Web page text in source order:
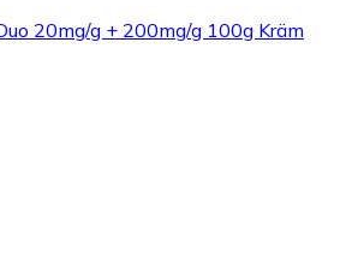
20mg/g + 200mg/g 100g Kräm